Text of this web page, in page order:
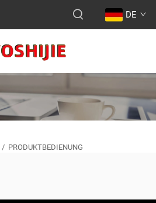
DE
/ PRODUKTBEDIENUNG